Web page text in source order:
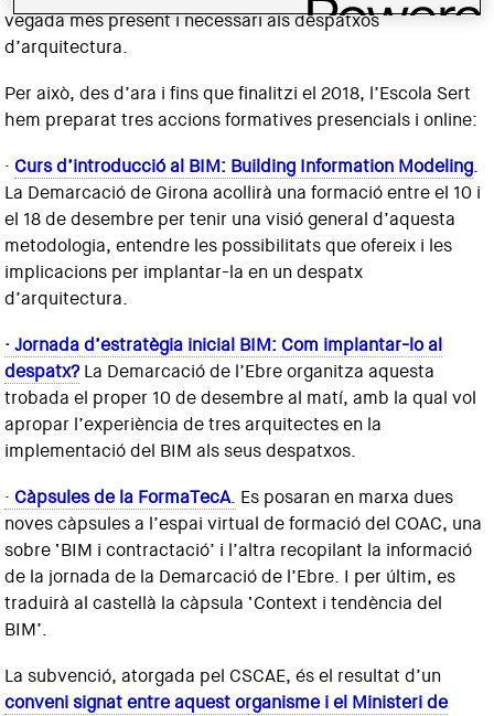
vegada més present i necessari als despatxos
d’arquitectura.
Per això, des d’ara i fins que finalitzi el 2018, l’Escola Sert
hem preparat tres accions formatives presencials i online:
· Curs d’introducció al BIM: Building Information Modeling.
La Demarcació de Girona acollirà una formació entre el 10 i
el 18 de desembre per tenir una visió general d’aquesta
metodologia, entendre les possibilitats que ofereix i les
implicacions per implantar-la en un despatx
d’arquitectura.
· Jornada d’estratègia inicial BIM: Com implantar-lo al
despatx?La Demarcació de l’Ebre organitza aquesta
trobada el proper 10 de desembre al matí, amb la qual vol
apropar l’experiència de tres arquitectes en la
implementació del BIM als seus despatxos.
· Càpsules de la FormaTecA. Es posaran en marxa dues
noves càpsules a l’espai virtual de formació del COAC, una
sobre ‘BIM i contractació’ i l’altra recopilant la informació
de la jornada de la Demarcació de l’Ebre. I per últim, es
traduirà al castellà la càpsula ‘Context i tendència del
BIM’.
La subvenció, atorgada pel CSCAE, és el resultat d’un
conveni signat entre aquest organisme i el Ministeri de